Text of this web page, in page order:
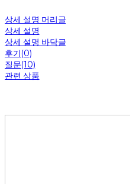
상세 설명 머리글
상세 설명
상세 설명 바닥글
후기(0)
질문(10)
관련 상품